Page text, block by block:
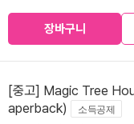
장바구니
[중고] Magic Tree
aperback)
소득공제